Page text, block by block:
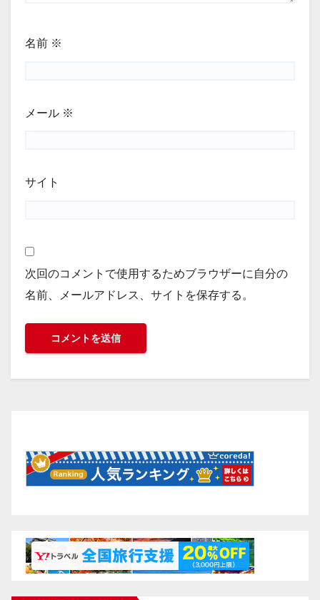
名前 ※
メール ※
サイト
次回のコメントで使用するためブラウザーに自分の
名前、メールアドレス、サイトを保存する。